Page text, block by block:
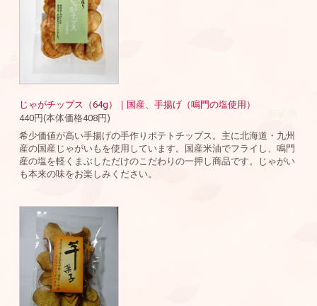
じゃがチップス（64g）｜国産、手揚げ（鳴門の塩使用）
440円(本体価格408円)
希少価値が高い手揚げの手作りポテトチップス。主に北海道・九州
産の国産じゃがいもを使用しています。国産米油でフライし、鳴門
産の塩を軽くまぶしただけのこだわりの一押し商品です。じゃがい
も本来の味をお楽しみください。